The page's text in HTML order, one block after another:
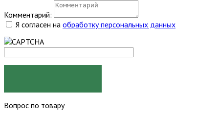
Комментарий:
Я согласен на обработку персональных данных
Вопрос по товару